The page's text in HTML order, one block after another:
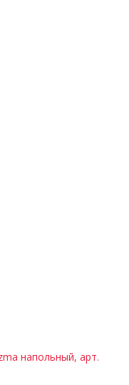
напольный, арт.